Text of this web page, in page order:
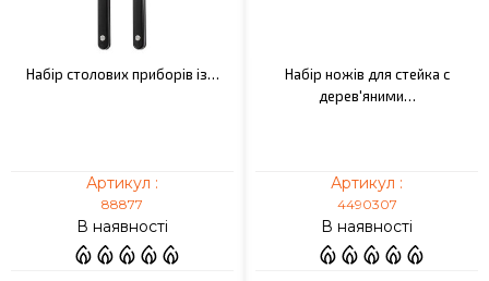
Набір столових приборів із…
Артикул :
88877
В наявності
Набір ножів для стейка c
дерев'яними…
Артикул :
4490307
В наявності